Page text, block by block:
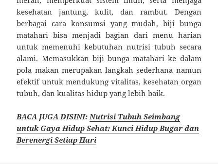
kesehatan jantung, kulit, dan rambut. Dengan
berbagai cara konsumsi yang mudah, biji bunga
matahari bisa menjadi bagian dari menu harian
untuk memenuhi kebutuhan nutrisi tubuh secara
alami. Memasukkan biji bunga matahari ke dalam
pola makan merupakan langkah sederhana namun
efektif untuk mendukung vitalitas, kesehatan organ
tubuh, dan kualitas hidup yang lebih baik.
BACA JUGA DISINI:Nutrisi Tubuh Seimbang
untuk Gaya Hidup Sehat: Kunci Hidup Bugar dan
Berenergi Setiap Hari